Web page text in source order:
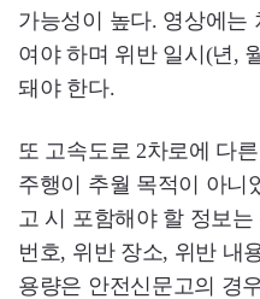
가능성이 높다. 영상에는
여야 하며 위반 일시(년,
돼야 한다.
또 고속도로 2차로에 다
주행이 추월 목적이 아니
고 시 포함해야 할 정보
번호, 위반 장소, 위반 내
용량은 안전신문고의 경